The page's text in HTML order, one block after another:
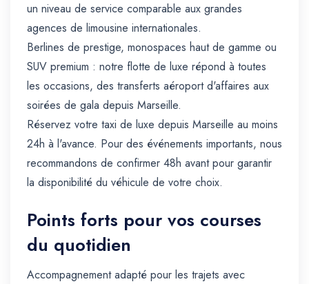
un niveau de service comparable aux grandes
agences de limousine internationales.
Berlines de prestige, monospaces haut de gamme ou
SUV premium : notre flotte de luxe répond à toutes
les occasions, des transferts aéroport d'affaires aux
soirées de gala depuis Marseille.
Réservez votre taxi de luxe depuis Marseille au moins
24h à l'avance. Pour des événements importants, nous
recommandons de confirmer 48h avant pour garantir
la disponibilité du véhicule de votre choix.
Points forts pour vos courses
du quotidien
Accompagnement adapté pour les trajets avec